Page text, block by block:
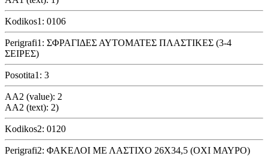
Kodikos1: 0106
Perigrafi1: ΣΦΡΑΓΙΔΕΣ ΑΥΤΟΜΑΤΕΣ ΠΛΑΣΤΙΚΕΣ (3-4
ΣΕΙΡΕΣ)
Posotita1: 3
AA2 (value): 2
AA2 (text): 2)
Kodikos2: 0120
Perigrafi2: ΦΑΚΕΛΟΙ ΜΕ ΛΑΣΤΙΧΟ 26Χ34,5 (ΟΧΙ ΜΑΥΡΟ)